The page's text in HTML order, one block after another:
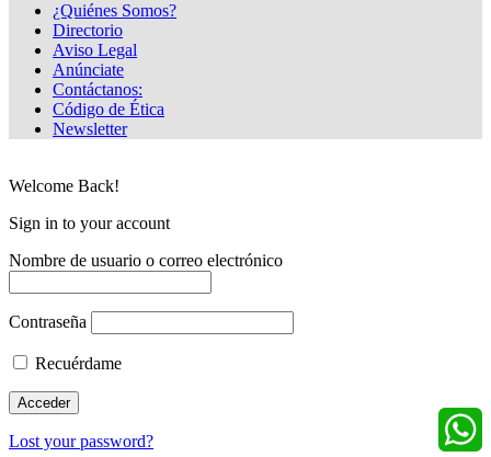
¿Quiénes Somos?
Directorio
Aviso Legal
Anúnciate
Contáctanos:
Código de Ética
Newsletter
Welcome Back!
Sign in to your account
Nombre de usuario o correo electrónico
Contraseña
Recuérdame
Lost your password?